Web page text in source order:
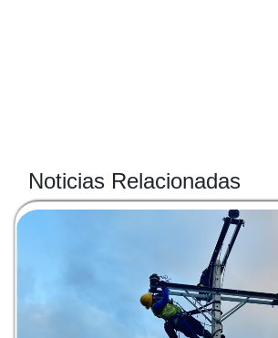
Noticias Relacionadas